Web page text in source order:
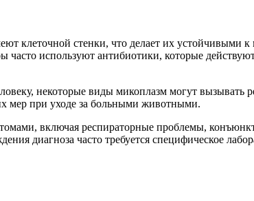
клеточной стенки, что делает их устойчивыми
часто используют антибиотики, которые
некоторые виды микоплазм могут
мер при уходе за больными животными.
включая респираторные проблемы,
диагноза часто требуется специфическое